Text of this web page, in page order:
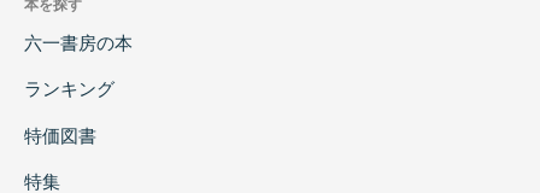
本を探す
六一書房の本
ランキング
特価図書
特集